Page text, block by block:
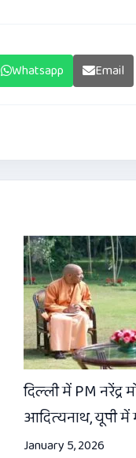
Whatsapp Email
दिल्‍ली में PM नरेंद्र
आदित्‍यनाथ, यूपी में
January 5, 2026